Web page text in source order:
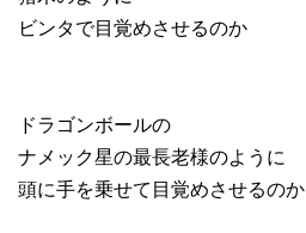
ビンタで目覚めさせるのか
ドラゴンボールの
ナメック星の最長老様のように
頭に手を乗せて目覚めさせるのか